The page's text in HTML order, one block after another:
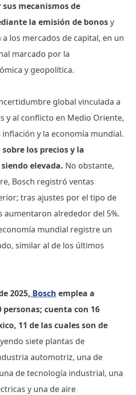
mecanismos de
la emisión de bonosy
los mercados de capital, en un
marcado por la
y geopolítica.
global vinculada a
y al conflicto en Medio Oriente,
y la economía mundial.
los precios y la
elevada. No obstante,
Bosch registró ventas
tras ajustes por el tipo de
aumentaron alrededor del 5%.
mundial registre un
similar al de los últimos
2025, Bosch emplea a
personas; cuenta con 16
11 de las cuales son de
siete plantas de
automotriz, una de
de tecnología industrial, una
y una de aire